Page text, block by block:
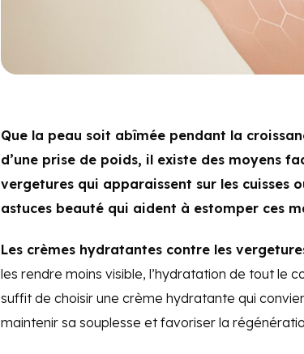
Que la peau soit abîmée pendant la
d’une prise de poids, il existe des moyens
vergetures qui apparaissent sur les cuisses
astuces beauté qui aident à estomper ces
Les crèmes hydratantes contre les
les rendre moins visible, l’hydratation de tout le
suffit de choisir une crème hydratante qui
maintenir sa souplesse et favoriser la